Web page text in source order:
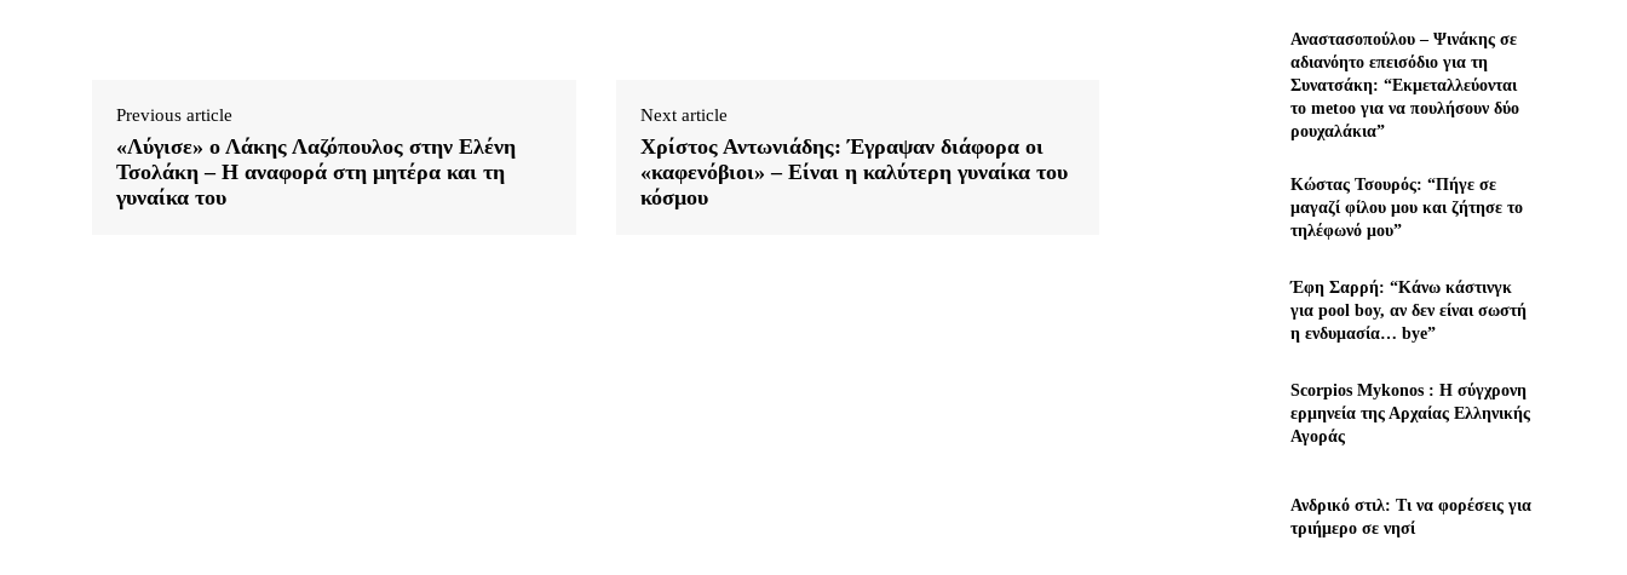
Previous article
«Λύγισε» ο Λάκης Λαζόπουλος στην Ελένη
Τσολάκη – Η αναφορά στη μητέρα και τη
γυναίκα του
Next article
Χρίστος Αντωνιάδης: Έγραψαν διάφορα οι
«καφενόβιοι» – Είναι η καλύτερη γυναίκα του
κόσμου
Αναστασοπούλου – Ψινάκης σε
αδιανόητο επεισόδιο για τη
Συνατσάκη: “Εκμεταλλεύονται
το metoo για να πουλήσουν δύο
ρουχαλάκια”
Κώστας Τσουρός: “Πήγε σε
μαγαζί φίλου μου και ζήτησε το
τηλέφωνό μου”
Έφη Σαρρή: “Κάνω κάστινγκ
για pool boy, αν δεν είναι σωστή
η ενδυμασία… bye”
Scorpios Mykonos : Η σύγχρονη
ερμηνεία της Αρχαίας Ελληνικής
Αγοράς
Ανδρικό στιλ: Τι να φορέσεις για
τριήμερο σε νησί